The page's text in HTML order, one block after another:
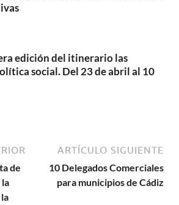
edición del itinerario las
social. Del 23 de abril al 10
de
ARTÍCULO SIGUIENTE
10 Delegados Comerciales
para municipios de Cádiz